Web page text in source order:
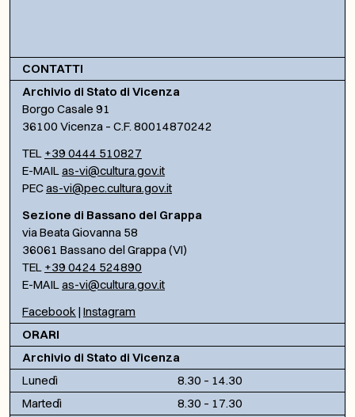
CONTATTI
Archivio di Stato di Vicenza
Borgo Casale 91
36100 Vicenza – C.F. 80014870242
TEL +39 0444 510827
E-MAILas-vi@cultura.gov.it
PECas-vi@pec.cultura.gov.it
Sezione di Bassano del Grappa
via Beata Giovanna 58
36061 Bassano del Grappa (VI)
TEL +39 0424 524890
E-MAILas-vi@cultura.gov.it
Facebook | Instagram
ORARI
Archivio di Stato di Vicenza
Lunedì
8.30 – 14.30
Martedì
8.30 – 17.30